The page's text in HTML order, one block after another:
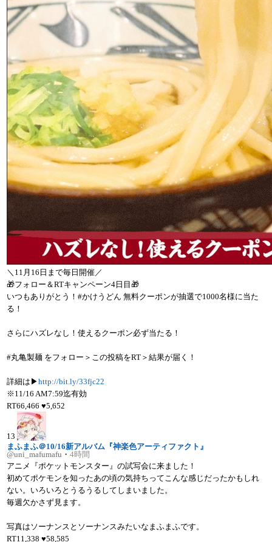
＼11月16日まで毎日開催／
🎁フォロー＆RTキャンペーン4日目🎁
いつもありがとう！#かけうどん 無料クーポンが抽選で1000名様に当た
る！
さらにハズレなし！使えるクーポン必ず当たる！
#丸亀製麺 をフォロー＞この投稿をRT＞結果が届く！
詳細は▶http://bit.ly/33fjc22
※11/16 AM7:59迄有効
RT66,466♥5,652
13
まふまふ＠10/16新アルバム『神楽色アーティファクト』
@uni_mafumafu ・4時間
アニメ『ポケットモンスター』の試写会に来ました！
初めてポケモンを知ったあの頃の気持ちってこんな感じだったかもしれ
ない。いろいろとうるうるしてしまいました。
毎週欠かさず見ます。
写真はソーナンスとソーナンスみたいなまふまふです。
RT11,338♥58,585